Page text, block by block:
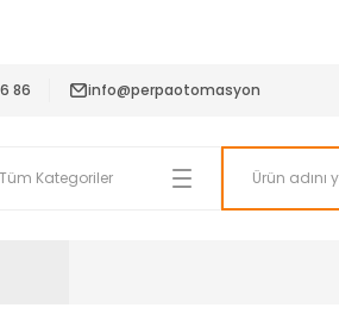
86 info@perpaotomasyon